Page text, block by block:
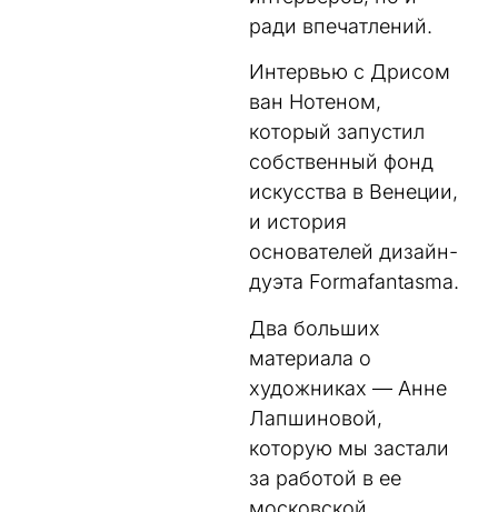
ради впечатлений.
Интервью с Дрисом
ван Нотеном,
который запустил
собственный фонд
искусства в Венеции,
и история
основателей дизайн-
дуэта Formafantasma.
Два больших
материала о
художниках — Анне
Лапшиновой,
которую мы застали
за работой в ее